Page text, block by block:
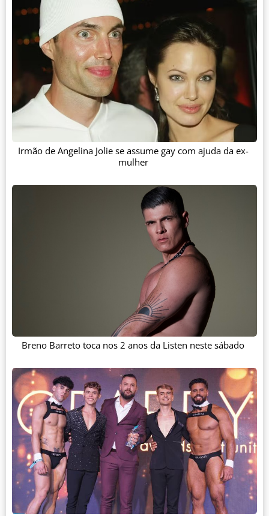
Irmão de Angelina Jolie se assume gay com ajuda da ex-
mulher
Breno Barreto toca nos 2 anos da Listen neste sábado